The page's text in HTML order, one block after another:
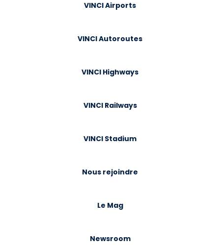
VINCI Airports
VINCI Autoroutes
VINCI Highways
VINCI Railways
VINCI Stadium
Nous rejoindre
Le Mag
Newsroom